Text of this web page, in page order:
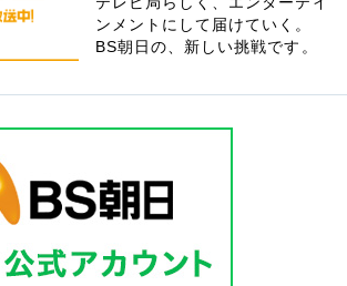
ンメントにして届けていく。
BS朝日の、新しい挑戦です。